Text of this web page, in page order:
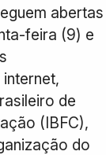
abertas
feira (9) e
de
(IBFC),
do